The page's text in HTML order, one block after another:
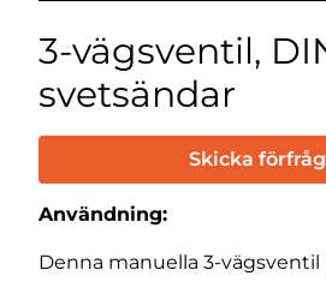
3-vägsventil,
svetsändar
Skicka
Användning:
Denna manuella 3-vägsventil